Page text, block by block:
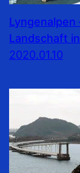
Lyngenalpen
Landschaft
2020.01.10